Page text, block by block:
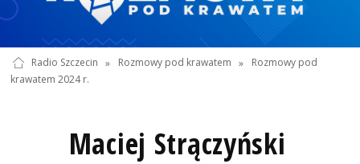
Radio Szczecin » Rozmowy pod krawatem »
Rozmowy pod
krawatem 2024 r.
Maciej Strączyński